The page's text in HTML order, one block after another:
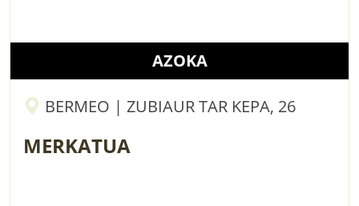
AZOKA
BERMEO | ZUBIAUR TAR KEPA, 26
MERKATUA